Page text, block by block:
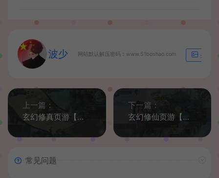
波少 网站默认解压密码：www.51boshao.com 生成海
上一篇：
玄幻修真页游【凡人修真2】最新整理WIN系服务端+GM工具+详细搭建教程+外网教程
下一篇：
玄幻修仙页游【百炼成仙】最新整理WIN系服务端+GM工具+GM后台+详细搭建教程+外网教程
常见问题